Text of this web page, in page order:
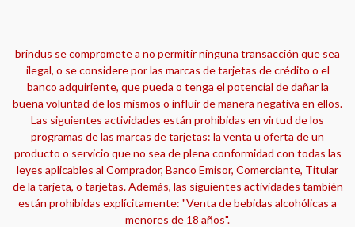
brindus se compromete a no permitir ninguna transacción que sea
ilegal, o se considere por las marcas de tarjetas de crédito o el
banco adquiriente, que pueda o tenga el potencial de dañar la
buena voluntad de los mismos o influir de manera negativa en ellos.
Las siguientes actividades están prohibidas en virtud de los
programas de las marcas de tarjetas: la venta u oferta de un
producto o servicio que no sea de plena conformidad con todas las
leyes aplicables al Comprador, Banco Emisor, Comerciante, Titular
de la tarjeta, o tarjetas. Además, las siguientes actividades también
están prohibidas explícitamente: "Venta de bebidas alcohólicas a
menores de 18 años".